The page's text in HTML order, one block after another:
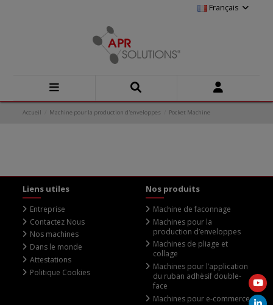
Français
Accueil Machine pour la production d'enveloppes Pocket Machine
Liens utiles
Entreprise
Contactez Nous
Nos machines
Dans le monde
Attestations
Politique Cookies
Nos produits
Machine de faconnage
Machines pour la
production d’enveloppes
Machines de pliage et
collage
Machines pour l’application
du ruban adhèsif double-
face
Machines pour e-commerce